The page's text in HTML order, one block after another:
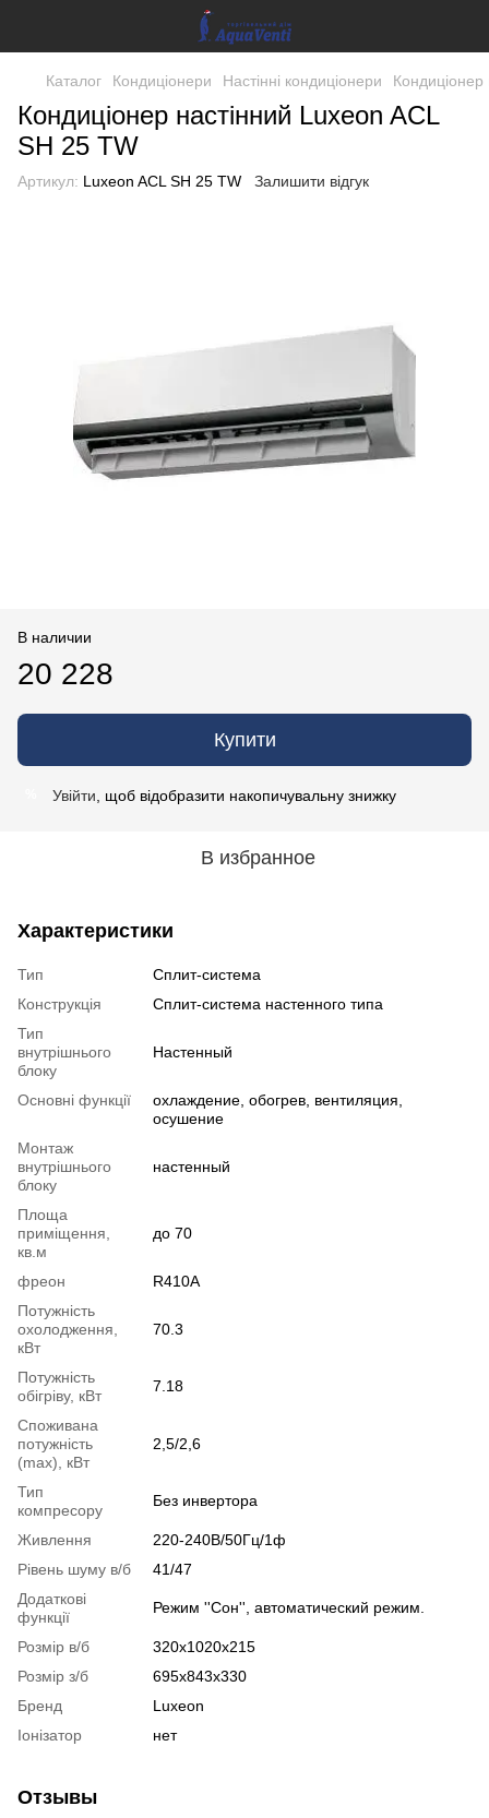
Каталог Кондиціонери Настінні кондиціонери
Кондиціонер настінний Luxeon ACL
SH 25 TW
Артикул: Luxeon ACL SH 25 TW Залишити відгук
В наличии
20 228
Купити
Увійти , щоб відобразити накопичувальну знижку
В избранное
Характеристики
Тип
Сплит-система
Конструкція
Cплит-система настенного типа
Тип
внутрішнього
блоку
Настенный
Основні функції
охлаждение, обогрев, вентиляция,
осушение
Монтаж
внутрішнього
блоку
настенный
Площа
приміщення,
кв.м
до 70
фреон
R410A
Потужність
охолодження,
кВт
70.3
Потужність
обігріву, кВт
7.18
Споживана
потужність
(max), кВт
2,5/2,6
Тип
компресору
Без инвертора
Живлення
220-240В/50Гц/1ф
Рівень шуму в/б
41/47
Додаткові
функції
Режим ''Сон'', автоматический режим.
Розмір в/б
320х1020х215
Розмір з/б
695х843х330
Бренд
Luxeon
Іонізатор
нет
Отзывы